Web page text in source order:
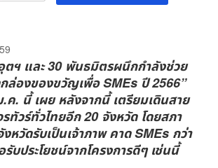
ตฯ และ 30 พันธมิตรผนึกกำลังช่วย
ล่องของขวัญเพื่อ SMEs ปี 2566”
. นี้ เผย หลังจากนี้ เตรียมเดินสาย
ทัวร์ทั่วไทยอีก 20 จังหวัด โดยสภา
หวัดรับเป็นเจ้าภาพ คาด SMEs กว่า
บประโยชน์จากโครงการดีๆ เช่นนี้